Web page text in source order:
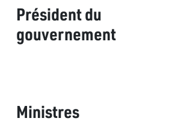
Président du
gouvernement
Ministres